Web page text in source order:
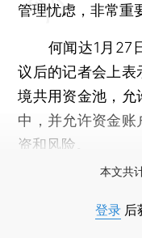
管理忧虑，非常重
何闻达1月27日
议后的记者会上表
境共用资金池，允
中，并允许资金
资和风险。
本文共
登录 后